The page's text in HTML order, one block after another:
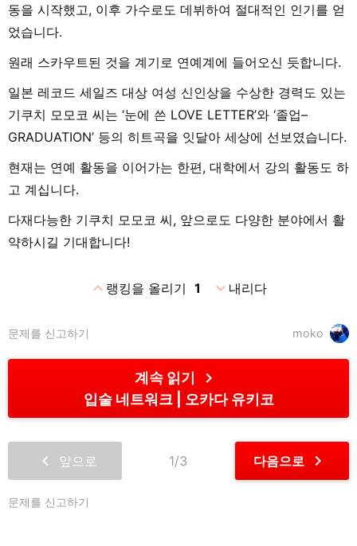
동을 시작했고, 이후 가수로도 데뷔하여 절대적인 인기를 얻
었습니다.
원래 스카우트된 것을 계기로 연예계에 들어오신 듯합니다.
일본 레코드 세일즈 대상 여성 신인상을 수상한 경력도 있는
기쿠치 모모코 씨는 ‘눈에 쓴 LOVE LETTER’와 ‘졸업–
GRADUATION’ 등의 히트곡을 잇달아 세상에 선보였습니다.
현재는 연예 활동을 이어가는 한편, 대학에서 강의 활동도 하
고 계십니다.
다재다능한 기쿠치 모모코 씨, 앞으로도 다양한 분야에서 활
약하시길 기대합니다!
expand_less랭킹을 올리기 1 expand_more내리다
moko
문제를 신고하기
계속 읽기 chevron_right
입술 네트워크 오카다 유키코
chevron_left 앞으로 1/3 다음으로 chevron_right
문제를 신고하기